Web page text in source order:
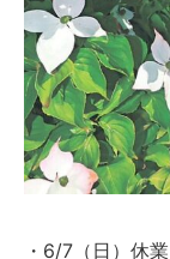
・6/7（日）休